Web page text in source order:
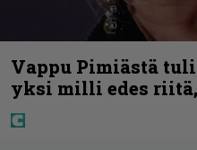
Vappu Pimiästä
yksi milli edes